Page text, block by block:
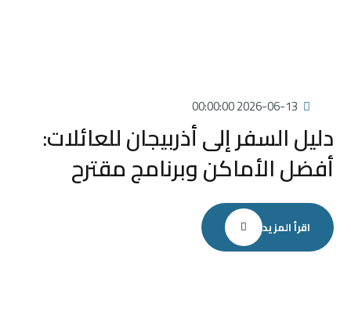
2026-06-13 00:00:00
دليل السفر إلى أذربيجان للعائلات:
أفضل الأماكن وبرنامج مقترح
اقرأ المزيد